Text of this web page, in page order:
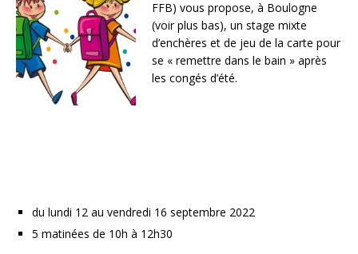
FFB) vous propose, à Boulogne
(voir plus bas), un stage mixte
d’enchères et de jeu de la carte pour
se « remettre dans le bain » après
les congés d’été.
du lundi 12 au vendredi 16 septembre 2022
5 matinées de 10h à 12h30